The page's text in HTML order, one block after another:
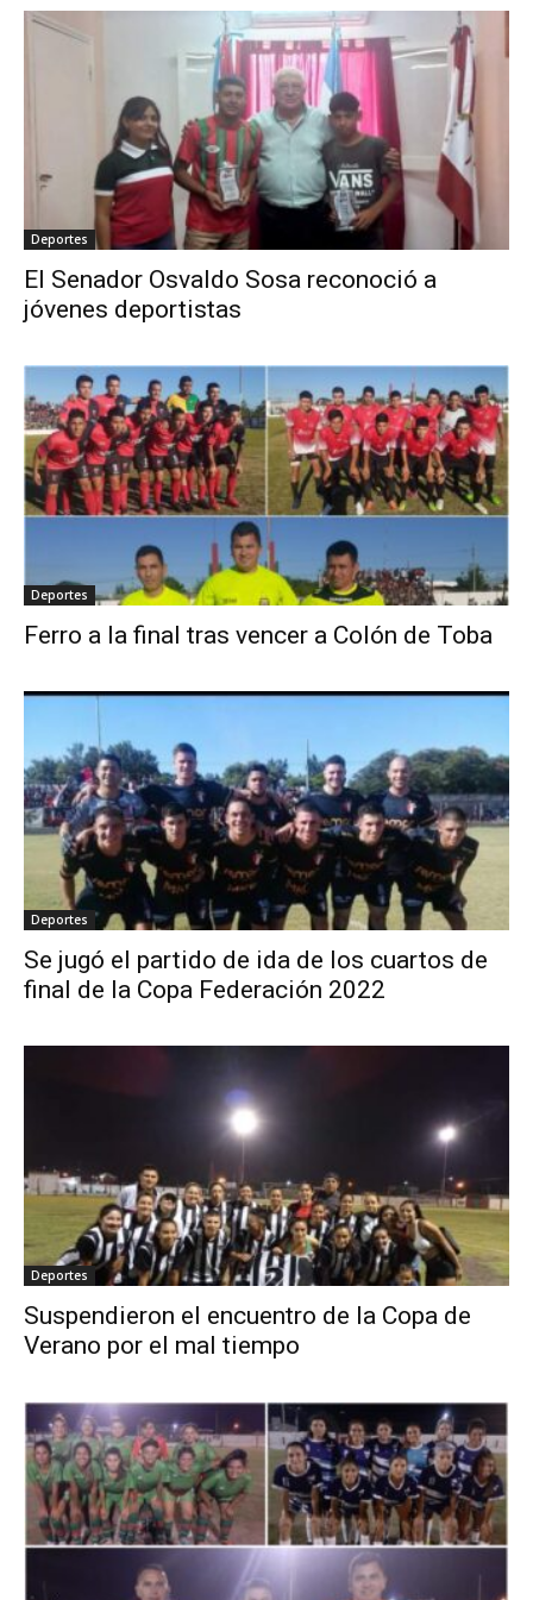
Deportes
El Senador Osvaldo Sosa reconoció a
jóvenes deportistas
Deportes
Ferro a la final tras vencer a Colón de Toba
Deportes
Se jugó el partido de ida de los cuartos de
final de la Copa Federación 2022
Deportes
Suspendieron el encuentro de la Copa de
Verano por el mal tiempo